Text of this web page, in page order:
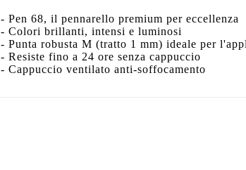
- Pen 68, il pennarello premium per eccellenza
- Colori brillanti, intensi e luminosi
- Punta robusta M (tratto 1 mm) ideale per
- Resiste fino a 24 ore senza cappuccio
- Cappuccio ventilato anti-soffocamento